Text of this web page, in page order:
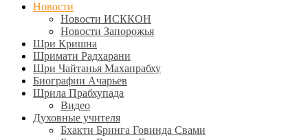
Новости
Новости ИСККОН
Новости Запорожья
Шри Кришна
Шримати Радхарани
Шри Чайтанья Махапрабху
Биографии Ачарьев
Шрила Прабхупада
Видео
Духовные учителя
Бхакти Бринга Говинда Свами